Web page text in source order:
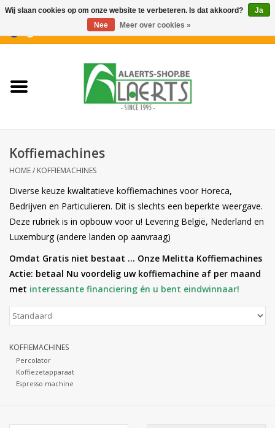
Nieuwigheden
Confiserie
Dranken
Kassarollen
Koffiemachines
HOME/ KOFFIEMACHINES
Diverse keuze kwalitatieve koffiemachines voor Horeca,
Bedrijven en Particulieren. Dit is slechts een beperkte weergave.
Deze rubriek is in opbouw voor u! Levering België, Nederland en
Luxemburg (andere landen op aanvraag)
Omdat Gratis niet bestaat ... Onze Melitta Koffiemachines
Actie: betaal Nu voordelig uw koffiemachine af per maand
met interessante financiering én u bent eindwinnaar!
KOFFIEMACHINES
Percolator
Koffiezetapparaat
Espresso machine
Wij slaan cookies op om onze website te verbeteren. Is dat akkoord?
Ja
Nee
Meer over cookies »